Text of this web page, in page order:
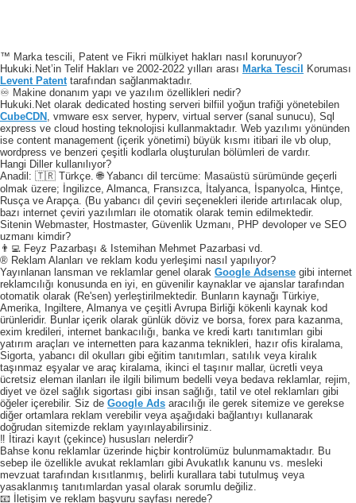
™ Marka tescili, Patent ve Fikri mülkiyet hakları nasıl korunuyor?
Hukuki.Net’in Telif Hakları ve 2002-2022 yılları arası Marka Tescil
Koruması
Levent Patent tarafından sağlanmaktadır.
♾️ Makine donanım yapı ve yazılım özellikleri nedir?
Hukuki.Net olarak dedicated hosting serveri bilfiil yoğun trafiği yönetebilen
CubeCDN
, vmware esx server, hyperv, virtual server (sanal sunucu), Sql
express ve cloud hosting teknolojisi kullanmaktadır. Web yazılımı yönünden
ise content management (içerik yönetimi) büyük kısmı itibari ile vb olup,
wordpress ve benzeri çeşitli kodlarla oluşturulan bölümleri de vardır.
Hangi Diller kullanılıyor?
Anadil: 🇹🇷 Türkçe. 🌐 Yabancı dil tercüme: Masaüstü sürümünde geçerli
olmak üzere; İngilizce, Almanca, Fransızca, İtalyanca, İspanyolca, Hintçe,
Rusça ve Arapça. (Bu yabancı dil çeviri seçenekleri ileride artırılacak olup,
bazı internet çeviri yazılımları ile otomatik olarak temin edilmektedir.
Sitenin Webmaster, Hostmaster, Güvenlik Uzmanı, PHP devoloper ve SEO
uzmanı kimdir?
👨‍💻 Feyz Pazarbaşı & Istemihan Mehmet Pazarbasi vd.
® Reklam Alanları ve reklam kodu yerleşimi nasıl yapılıyor?
Yayınlanan lansman ve reklamlar genel olarak Google Adsense gibi internet
reklamcılığı konusunda en iyi, en güvenilir kaynaklar ve ajanslar tarafından
otomatik olarak (Re'sen) yerleştirilmektedir. Bunların kaynağı Türkiye,
Amerika, Ingiltere, Almanya ve çeşitli Avrupa Birliği kökenli kaynak kod
ürünleridir. Bunlar içerik olarak günlük döviz ve borsa, forex para kazanma,
exim kredileri, internet bankacılığı, banka ve kredi kartı tanıtımları gibi
yatırım araçları ve internetten para kazanma teknikleri, hazır ofis kiralama,
Sigorta, yabancı dil okulları gibi eğitim tanıtımları, satılık veya kiralık
taşınmaz eşyalar ve araç kiralama, ikinci el taşınır mallar, ücretli veya
ücretsiz eleman ilanları ile ilgili bilimum bedelli veya bedava reklamlar, rejim,
diyet ve özel sağlık sigortası gibi insan sağlığı, tatil ve otel reklamları gibi
öğeler içerebilir. Siz de Google Ads aracılığı ile gerek sitemize ve gerekse
diğer ortamlara reklam verebilir veya aşağıdaki bağlantıyı kullanarak
doğrudan sitemizde reklam yayınlayabilirsiniz.
‼️ İtirazi kayıt (çekince) hususları nelerdir?
Bahse konu reklamlar üzerinde hiçbir kontrolümüz bulunmamaktadır. Bu
sebep ile özellikle avukat reklamları gibi Avukatlık kanunu vs. mesleki
mevzuat tarafından kısıtlanmış, belirli kurallara tabi tutulmuş veya
yasaklanmış tanıtımlardan yasal olarak sorumlu değiliz.
📧 İletişim ve reklam başvuru sayfası nerede?